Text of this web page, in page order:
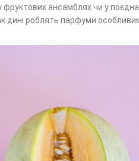
ансамблях чи у
дині роблять парфуми